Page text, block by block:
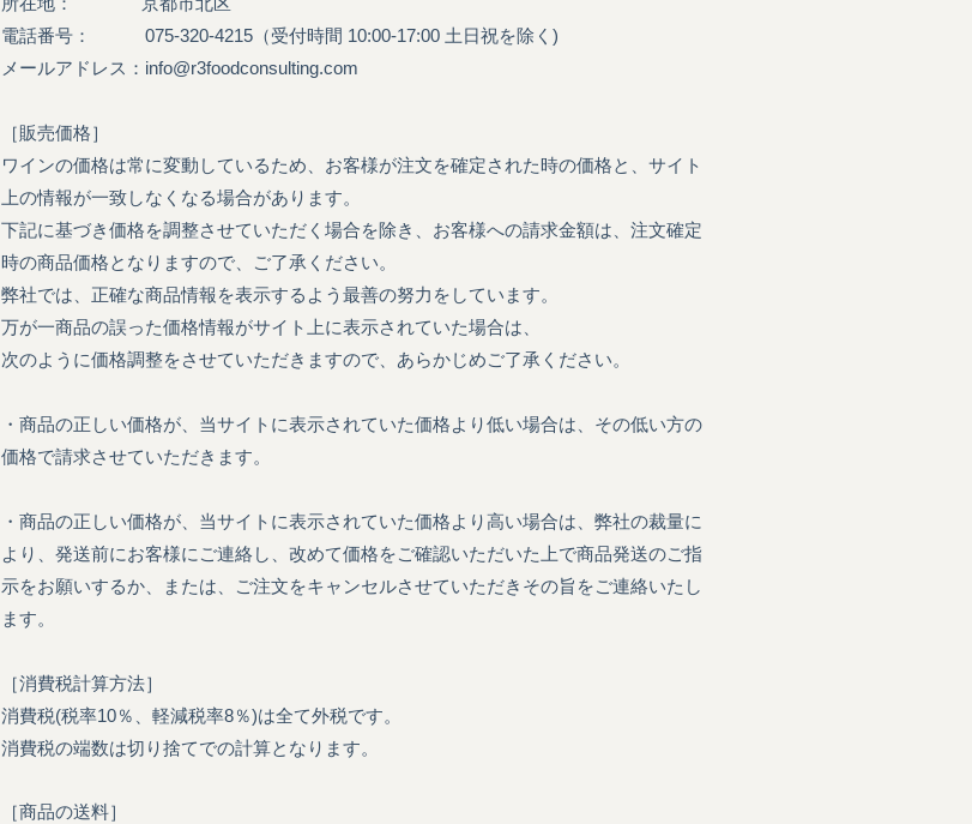
電話番号： 075-320-4215 （受付時間 10:00-17:00 土日祝を除く)
​メールアドレス： info@r3foodconsulting.com
［販売価格］
ワインの価格は常に変動しているため、お客様が注文を確定された時の価格と、サイト
上の情報が一致しなくなる場合があります。
下記に基づき価格を調整させていただく場合を除き、お客様への請求金額は、注文確定
時の商品価格となりますので、ご了承ください。
弊社では、正確な商品情報を表示するよう最善の努力をしています。
万が一商品の誤った価格情報がサイト上に表示されていた場合は、
次のように価格調整をさせていただきますので、あらかじめご了承ください。
・商品の正しい価格が、当サイトに表示されていた価格より低い場合は、その低い方の
価格で請求させていただきます。
・商品の正しい価格が、当サイトに表示されていた価格より高い場合は、弊社の裁量に
より、発送前にお客様にご連絡し、改めて価格をご確認いただいた上で商品発送のご指
示をお願いするか、または、ご注文をキャンセルさせていただきその旨をご連絡いたし
ます。
［消費税計算方法］
消費税(税率10％、軽減税率8％)は全て外税です。
消費税の端数は切り捨てでの計算となります。
［商品の送料］